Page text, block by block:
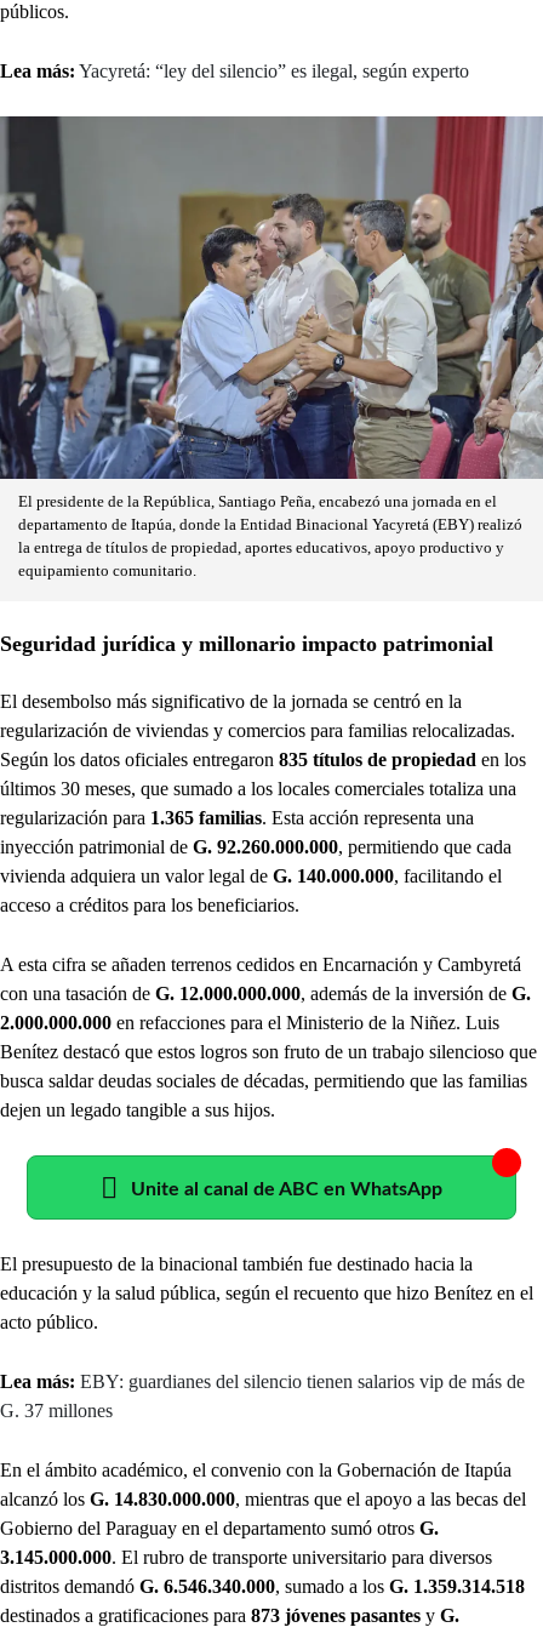
públicos.
Lea más: Yacyretá: “ley del silencio” es ilegal, según experto
El presidente de la República, Santiago Peña, encabezó una jornada en el
departamento de Itapúa, donde la Entidad Binacional Yacyretá (EBY) realizó
la entrega de títulos de propiedad, aportes educativos, apoyo productivo y
equipamiento comunitario.
Seguridad jurídica y millonario impacto patrimonial
El desembolso más significativo de la jornada se centró en la
regularización de viviendas y comercios para familias relocalizadas.
Según los datos oficiales entregaron 835 títulos de propiedad en los
últimos 30 meses, que sumado a los locales comerciales totaliza una
regularización para 1.365 familias. Esta acción representa una
inyección patrimonial de G. 92.260.000.000, permitiendo que cada
vivienda adquiera un valor legal de G. 140.000.000, facilitando el
acceso a créditos para los beneficiarios.
A esta cifra se añaden terrenos cedidos en Encarnación y Cambyretá
con una tasación de G. 12.000.000.000, además de la inversión de G.
2.000.000.000 en refacciones para el Ministerio de la Niñez. Luis
Benítez destacó que estos logros son fruto de un trabajo silencioso que
busca saldar deudas sociales de décadas, permitiendo que las familias
dejen un legado tangible a sus hijos.
Unite al canal de ABC en WhatsApp
El presupuesto de la binacional también fue destinado hacia la
educación y la salud pública, según el recuento que hizo Benítez en el
acto público.
Lea más: EBY: guardianes del silencio tienen salarios vip de más de
G. 37 millones
En el ámbito académico, el convenio con la Gobernación de Itapúa
alcanzó los G. 14.830.000.000, mientras que el apoyo a las becas del
Gobierno del Paraguay en el departamento sumó otros G.
3.145.000.000. El rubro de transporte universitario para diversos
distritos demandó G. 6.546.340.000, sumado a los G. 1.359.314.518
destinados a gratificaciones para 873 jóvenes pasantes y G.